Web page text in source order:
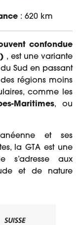
: 620 km
confondue
, est une variante
Sud en passant
régions moins
comme les
Maritimes, ou
et ses
la GTA est une
s’adresse aux
et de nature